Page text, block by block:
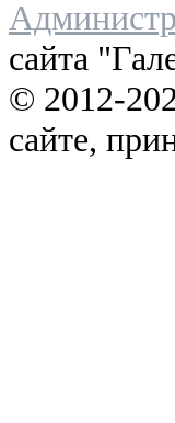
сайта
© 2012-
сайте,